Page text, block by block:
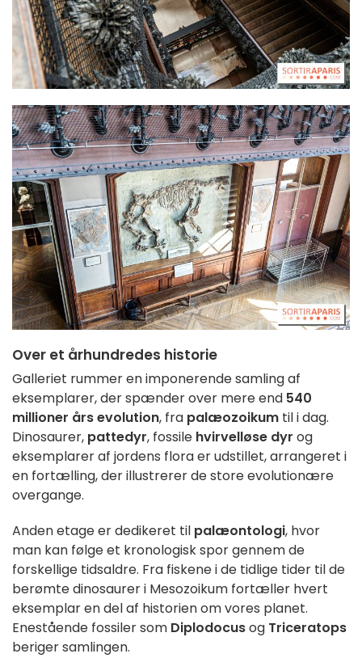
Over et århundredes historie
Galleriet rummer en imponerende samling af
eksemplarer, der spænder over mere end 540
millioner års evolution, fra palæozoikum til i dag.
Dinosaurer, pattedyr, fossile hvirvelløse dyr og
eksemplarer af jordens flora er udstillet, arrangeret i
en fortælling, der illustrerer de store evolutionære
overgange.
Anden etage er dedikeret til palæontologi, hvor
man kan følge et kronologisk spor gennem de
forskellige tidsaldre. Fra fiskene i de tidlige tider til de
berømte dinosaurer i Mesozoikum fortæller hvert
eksemplar en del af historien om vores planet.
Enestående fossiler som Diplodocusog Triceratops
beriger samlingen.